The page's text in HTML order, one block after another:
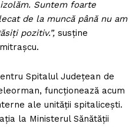
ROMÂNIA
Suntem foarte
de la muncă până nu am
pozitiv.”, susține
Spitalul Județean de
funcționează acum
ale unității spitalicești.
la Ministerul Sănătății